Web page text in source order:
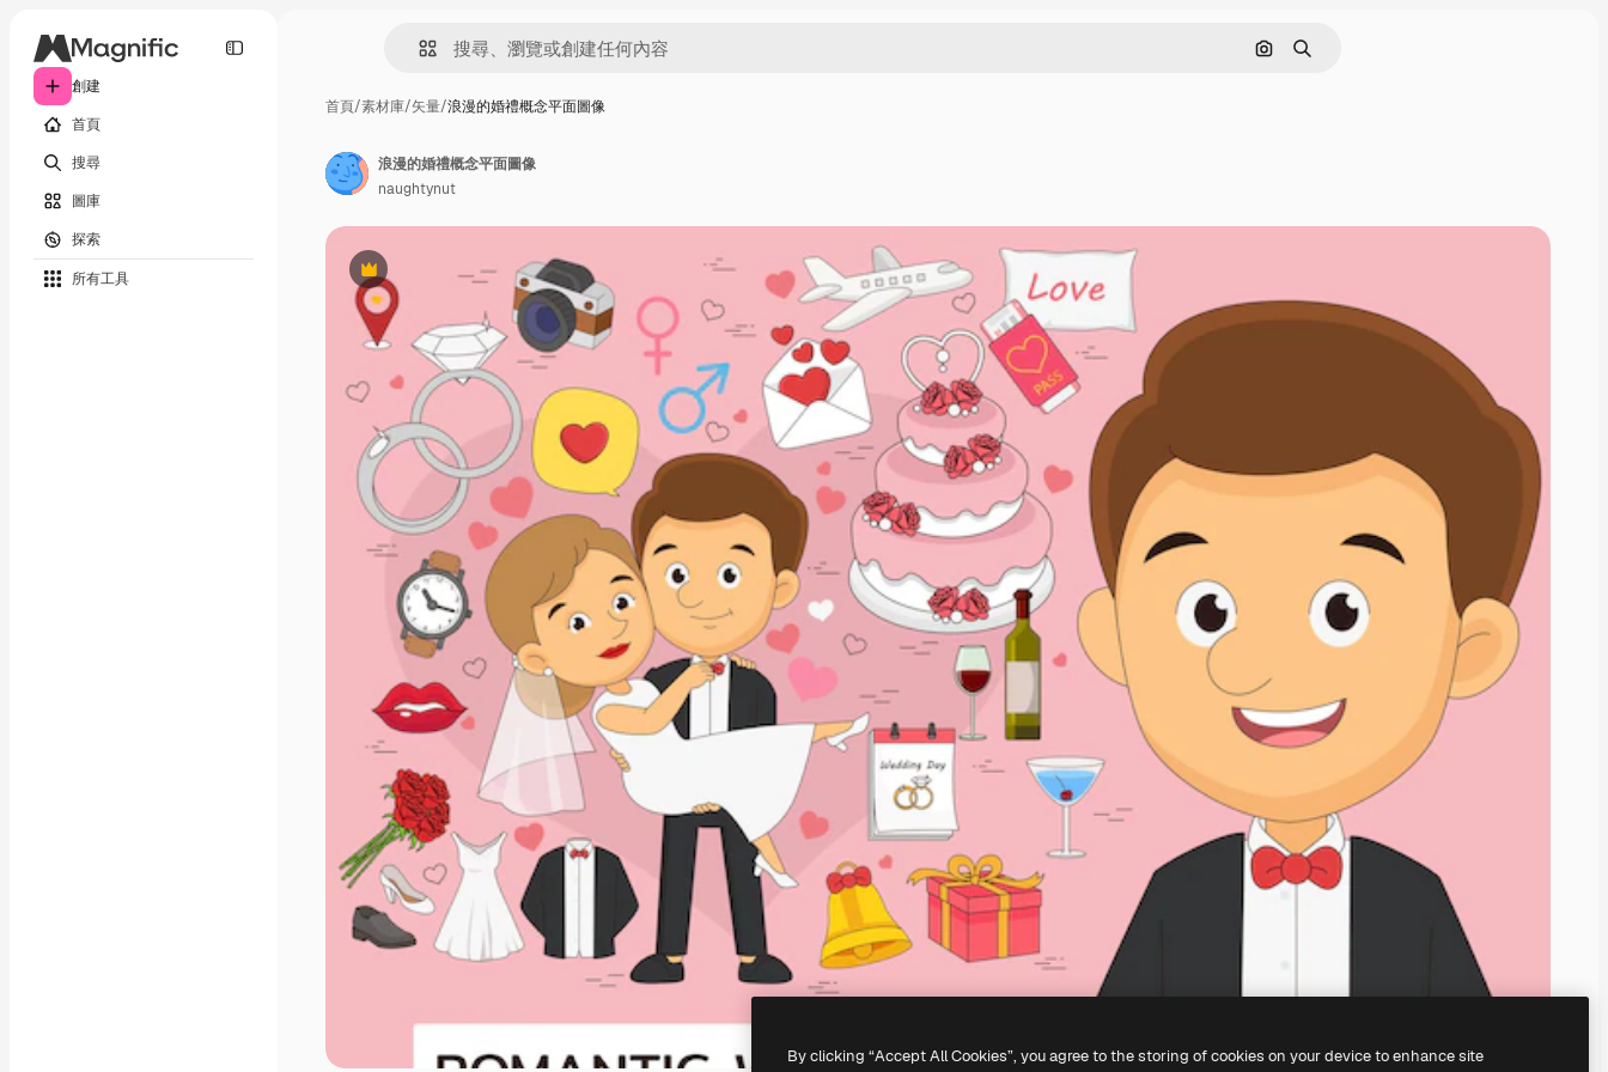
創建
首頁
搜尋
圖庫
探索
所有工具
通過圖像搜索
搜尋
首頁/素材庫/矢量/浪漫的婚禮概念平面圖像
Premium
浪漫的婚禮概念平面圖像
naughtynut
By clicking “Accept All Cookies”, you agree to the storing of cookies on your device to enhance site